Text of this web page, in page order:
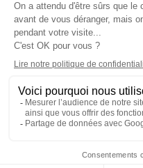
Boulevard
11000
POLITIQUE
POLITIQUE EN